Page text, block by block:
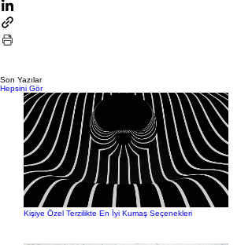
Son Yazılar
Hepsini Gör
Kişiye Özel Terzilikte En İyi Kumaş Seçenekleri